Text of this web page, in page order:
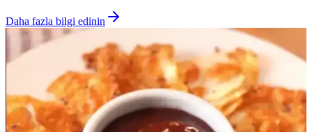
Daha fazla bilgi edinin